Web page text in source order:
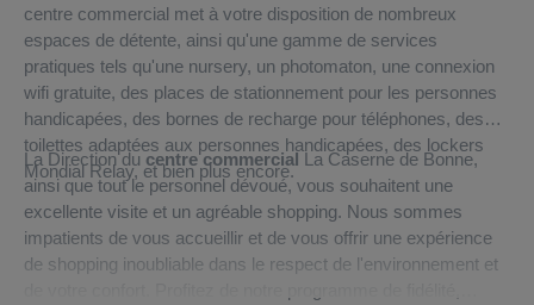
centre commercial met à votre disposition de nombreux
espaces de détente, ainsi qu'une gamme de services
pratiques tels qu'une nursery, un photomaton, une connexion
wifi gratuite, des places de stationnement pour les personnes
handicapées, des bornes de recharge pour téléphones, des
toilettes adaptées aux personnes handicapées, des lockers
Mondial Relay, et bien plus encore.
La Direction du centre commercial La Caserne de Bonne,
ainsi que tout le personnel dévoué, vous souhaitent une
excellente visite et un agréable shopping. Nous sommes
impatients de vous accueillir et de vous offrir une expérience
de shopping inoubliable dans le respect de l'environnement et